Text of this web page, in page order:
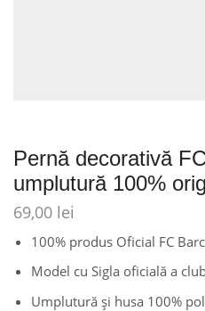
Pernă decorativă
umplutură 100%
69,00 lei
100% produs Oficial FC
Model cu Sigla oficială a
Umplutură și husa 100%